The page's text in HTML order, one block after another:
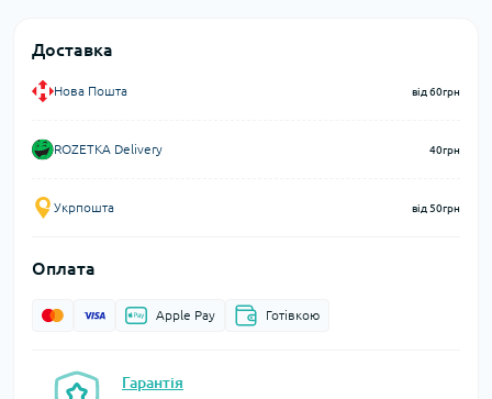
Доставка
Нова Пошта від 60грн
ROZETKA Delivery 40грн
Укрпошта від 50грн
Оплата
Apple Pay Готівкою
Гарантія